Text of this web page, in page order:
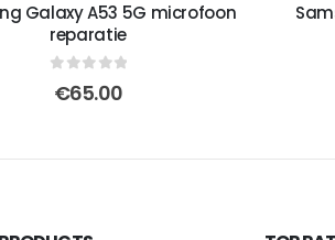
Galaxy A53 5G microfoon
reparatie
out of 5
€65.00